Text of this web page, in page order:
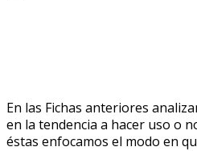
En las Fichas anteriores
en la tendencia a hacer uso o
éstas enfocamos el modo en